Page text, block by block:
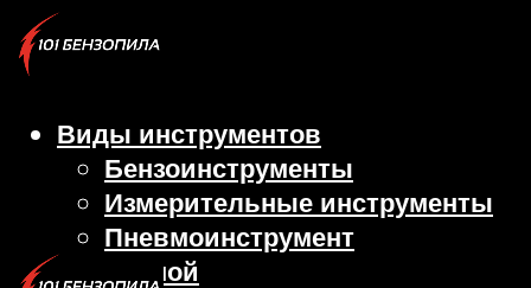
Виды инструментов
Бензоинструменты
Измерительные инструменты
Пневмоинструмент
Ручной